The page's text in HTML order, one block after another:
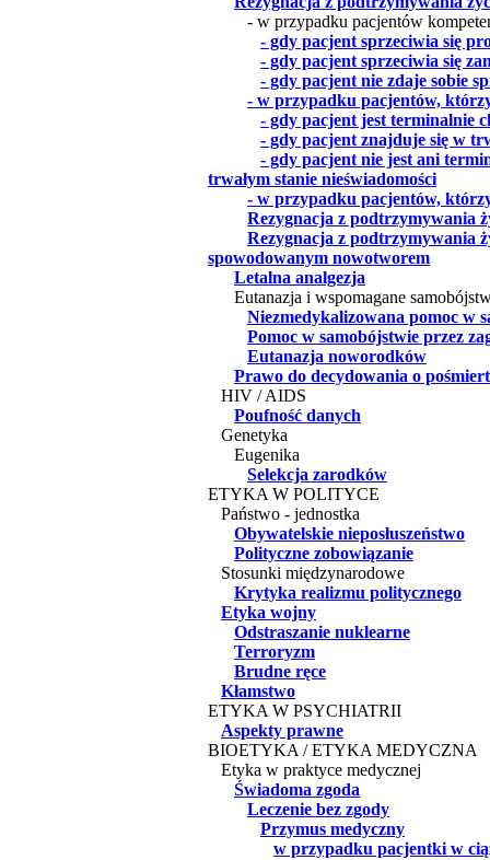
- w przypadku pacjentów
- gdy pacjent sprzeciwia się
- gdy pacjent sprzeciwia się
- gdy pacjent nie zdaje sobie
- w przypadku pacjentów,
- gdy pacjent jest terminalnie
- gdy pacjent znajduje się w
- gdy pacjent nie jest ani
trwałym stanie nieświadomości
- w przypadku pacjentów,
Rezygnacja z podtrzymywania
Rezygnacja z podtrzymywania
spowodowanym nowotworem
Letalna analgezja
Eutanazja i wspomagane
Niezmedykalizowana pomoc w
Pomoc w samobójstwie przez
Eutanazja noworodków
Prawo do decydowania o
HIV / AIDS
Poufność danych
Genetyka
Eugenika
Selekcja zarodków
ETYKA W POLITYCE
Państwo - jednostka
Obywatelskie nieposłuszeństwo
Polityczne zobowiązanie
Stosunki międzynarodowe
Krytyka realizmu politycznego
Etyka wojny
Odstraszanie nuklearne
Terroryzm
Brudne ręce
Kłamstwo
ETYKA W PSYCHIATRII
Aspekty prawne
BIOETYKA / ETYKA MEDYCZNA
Etyka w praktyce medycznej
Świadoma zgoda
Leczenie bez zgody
Przymus medyczny
w przypadku pacjentki w